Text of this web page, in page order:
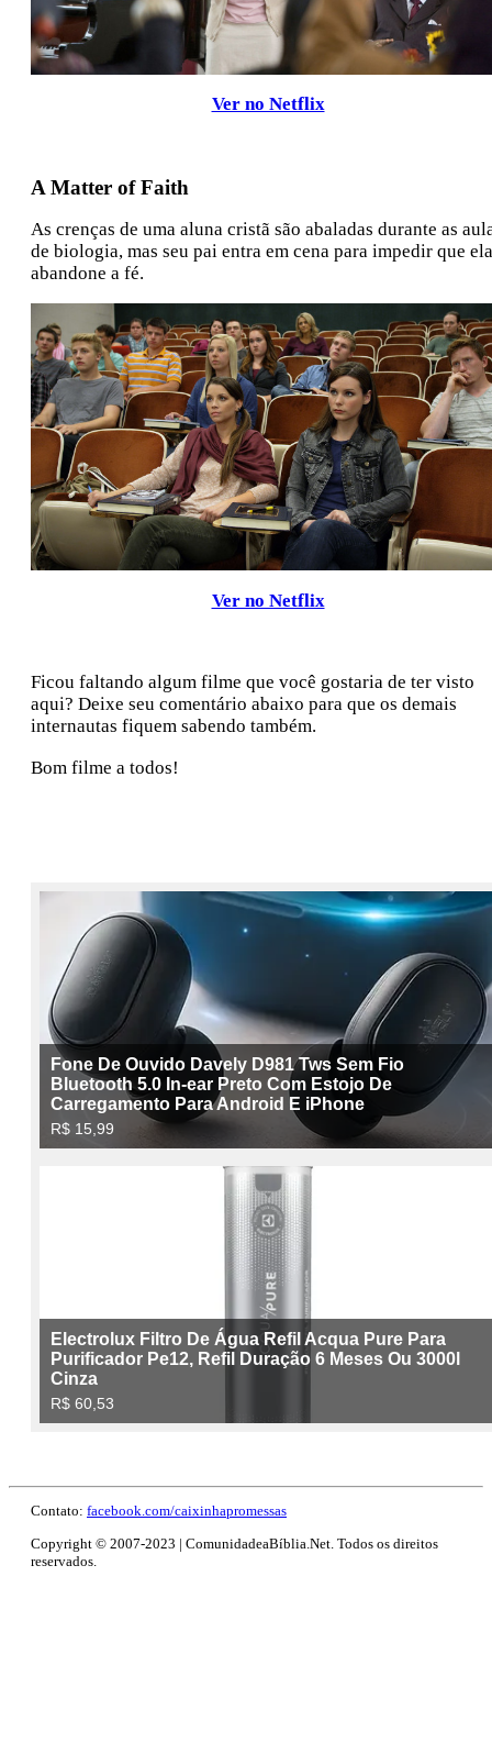
Ver no Netflix
A Matter of Faith
As crenças de uma aluna cristã são abaladas durante as
de biologia, mas seu pai entra em cena para impedir que ela
abandone a fé.
Ver no Netflix
Ficou faltando algum filme que você gostaria de ter visto
aqui? Deixe seu comentário abaixo para que os demais
internautas fiquem sabendo também.
Bom filme a todos!
Contato: facebook.com/caixinhapromessas
Copyright © 2007-2023 | ComunidadeaBíblia.Net. Todos os direitos
reservados.